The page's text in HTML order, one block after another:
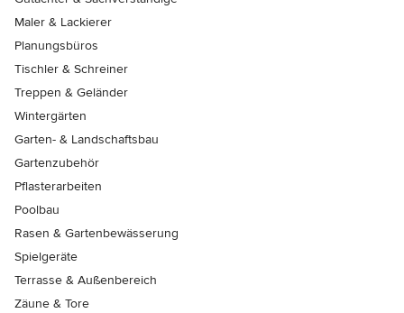
Maler & Lackierer
Planungsbüros
Tischler & Schreiner
Treppen & Geländer
Wintergärten
Garten- & Landschaftsbau
Gartenzubehör
Pflasterarbeiten
Poolbau
Rasen & Gartenbewässerung
Spielgeräte
Terrasse & Außenbereich
Zäune & Tore